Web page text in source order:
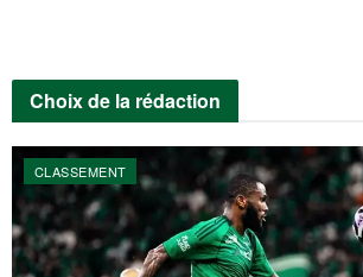
Choix de la rédaction
CLASSEMENT